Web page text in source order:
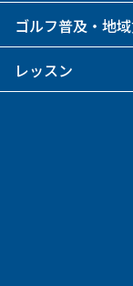
ゴルフ普及・地
レッスン